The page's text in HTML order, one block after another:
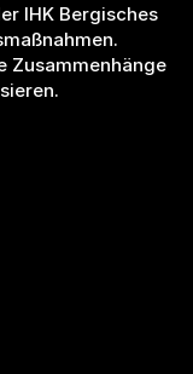
IHK Bergisches
Zusammenhänge